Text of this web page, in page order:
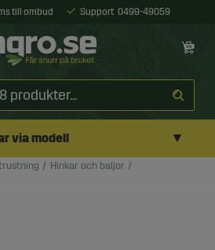
till ombud Support 0499-49059
via modell ▼
Hinkar och baljor